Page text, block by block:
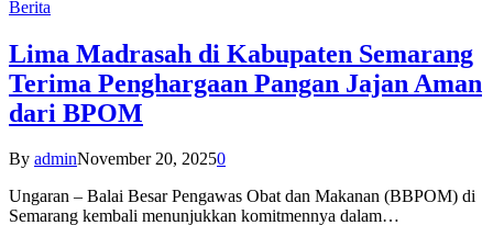
Berita
Lima Madrasah di Kabupaten Semarang
Terima Penghargaan Pangan Jajan Aman
dari BPOM
By adminNovember 20, 20250
Ungaran – Balai Besar Pengawas Obat dan Makanan (BBPOM) di
Semarang kembali menunjukkan komitmennya dalam…